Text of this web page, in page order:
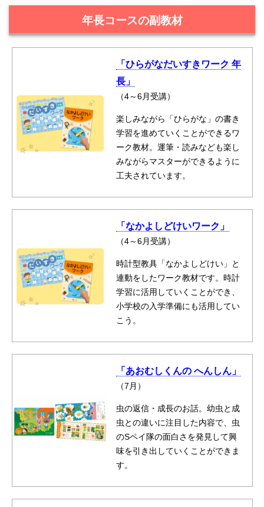
年長コースの副教材
「ひらがなだいすきワーク 年
長」
（4～6月受講）
楽しみながら「ひらがな」の書き
学習を進めていくことができるワ
ーク教材。運筆・読みなども楽し
みながらマスターができるように
工夫されています。
「なかよしどけいワーク」
（4～6月受講）
時計型教具「なかよしどけい」と
連動をしたワーク教材です。時計
学習に活用していくことができ、
小学校の入学準備にも活用してい
こう。
「あおむしくんの へんしん」
（7月）
虫の返信・成長のお話。幼虫と成
虫との違いに注目した内容で、虫
のSペイ隊の面白さを発見して興
味を引き出していくことができま
す。